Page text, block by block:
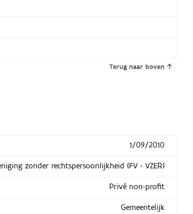
Terug naar boven
1/09/2010
zonder rechtspersoonlijkheid (FV - VZER)
Privé non-profit
Gemeentelijk